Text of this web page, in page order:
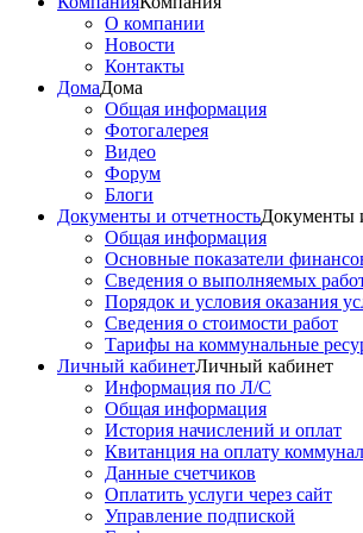
О компании
Новости
Контакты
ДомаДома
Общая информация
Фотогалерея
Видео
Форум
Блоги
Документы и отчетностьДокументы
Общая информация
Основные показатели
Сведения о выполняемых
Порядок и условия оказания
Сведения о стоимости работ
Тарифы на коммунальные
Личный кабинетЛичный кабинет
Информация по Л/С
Общая информация
История начислений и оплат
Квитанция на оплату
Данные счетчиков
Оплатить услуги через сайт
Управление подпиской